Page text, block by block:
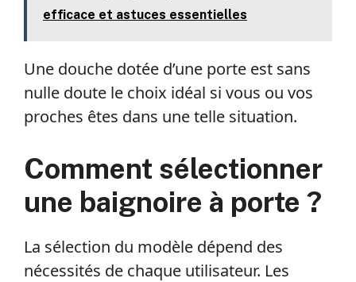
efficace et astuces essentielles
Une douche dotée d’une porte est sans
nulle doute le choix idéal si vous ou vos
proches êtes dans une telle situation.
Comment sélectionner
une baignoire à porte ?
La sélection du modèle dépend des
nécessités de chaque utilisateur. Les